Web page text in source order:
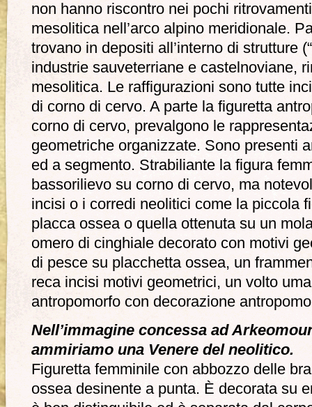
non hanno riscontro nei pochi
mesolitica nell’arco alpino meridionale.
trovano in depositi all’interno di strutture
industrie sauveterriane e castelnoviane,
mesolitica. Le raffigurazioni sono tutte
di corno di cervo. A parte la figuretta
corno di cervo, prevalgono le
geometriche organizzate. Sono presenti
ed a segmento. Strabiliante la figura
bassorilievo su corno di cervo, ma
incisi o i corredi neolitici come la piccola
placca ossea o quella ottenuta su un
omero di cinghiale decorato con motivi
di pesce su placchetta ossea, un
reca incisi motivi geometrici, un volto
antropomorfo con decorazione
Nell’immagine concessa ad
ammiriamo una Venere del neolitico.
Figuretta femminile con abbozzo delle
ossea desinente a punta. È decorata su